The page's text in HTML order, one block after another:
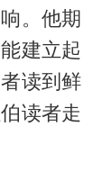
。他期
建立起
读到鲜
读者走